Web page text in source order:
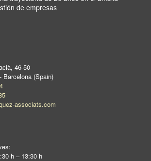
de empresas
46-50
Barcelona (Spain)
associats.com
h – 13:30 h